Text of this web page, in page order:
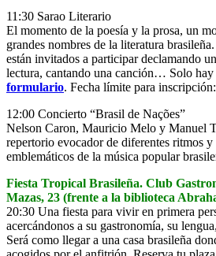
11:30 Sarao Literario
El momento de la poesía y la prosa, un
grandes nombres de la literatura
están invitados a participar declamando
lectura, cantando una canción… Solo hay
formulario. Fecha límite para
12:00 Concierto “Brasil de Nações”
Nelson Caron, Mauricio Melo y Manuel
repertorio evocador de diferentes ritmos y
emblemáticos de la música popular
Fiesta Tropical Brasileña. Club
Mazas, 23 (frente a la biblioteca
20:30 Una fiesta para vivir en primera
acercándonos a su gastronomía, su
Será como llegar a una casa brasileña